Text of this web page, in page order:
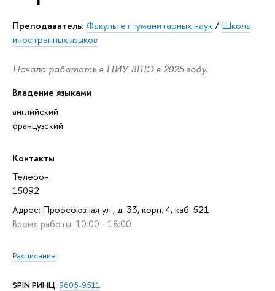
Преподаватель: Факультет гуманитарных наук/Школа
иностранных языков
Начала работать в НИУ ВШЭ в 2025 году.
Владение языками
английский
французский
Контакты
Телефон:
15092
Адрес: Профсоюзная ул., д. 33, корп. 4, каб. 521
Время работы: 10:00 - 18:00
Расписание
SPIN РИНЦ: 9605-9511